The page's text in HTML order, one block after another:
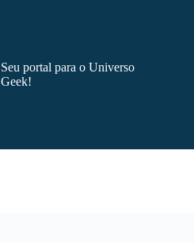
Seu portal para o Universo
Geek!